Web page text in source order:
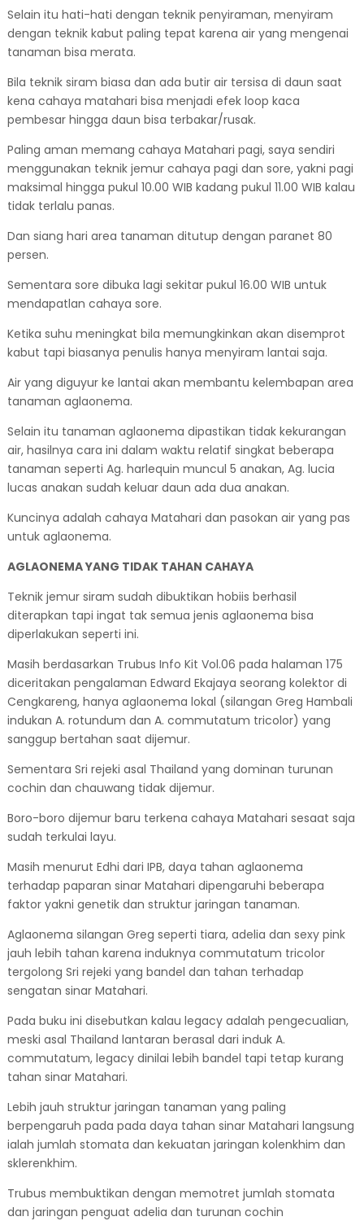
Selain itu hati-hati dengan teknik penyiraman, menyiram
dengan teknik kabut paling tepat karena air yang mengenai
tanaman bisa merata.
Bila teknik siram biasa dan ada butir air tersisa di daun saat
kena cahaya matahari bisa menjadi efek loop kaca
pembesar hingga daun bisa terbakar/rusak.
Paling aman memang cahaya Matahari pagi, saya sendiri
menggunakan teknik jemur cahaya pagi dan sore, yakni pagi
maksimal hingga pukul 10.00 WIB kadang pukul 11.00 WIB kalau
tidak terlalu panas.
Dan siang hari area tanaman ditutup dengan paranet 80
persen.
Sementara sore dibuka lagi sekitar pukul 16.00 WIB untuk
mendapatlan cahaya sore.
Ketika suhu meningkat bila memungkinkan akan disemprot
kabut tapi biasanya penulis hanya menyiram lantai saja.
Air yang diguyur ke lantai akan membantu kelembapan area
tanaman aglaonema.
Selain itu tanaman aglaonema dipastikan tidak kekurangan
air, hasilnya cara ini dalam waktu relatif singkat beberapa
tanaman seperti Ag. harlequin muncul 5 anakan, Ag. lucia
lucas anakan sudah keluar daun ada dua anakan.
Kuncinya adalah cahaya Matahari dan pasokan air yang pas
untuk aglaonema.
AGLAONEMA YANG TIDAK TAHAN CAHAYA
Teknik jemur siram sudah dibuktikan hobiis berhasil
diterapkan tapi ingat tak semua jenis aglaonema bisa
diperlakukan seperti ini.
Masih berdasarkan Trubus Info Kit Vol.06 pada halaman 175
diceritakan pengalaman Edward Ekajaya seorang kolektor di
Cengkareng, hanya aglaonema lokal (silangan Greg Hambali
indukan A. rotundum dan A. commutatum tricolor) yang
sanggup bertahan saat dijemur.
Sementara Sri rejeki asal Thailand yang dominan turunan
cochin dan chauwang tidak dijemur.
Boro-boro dijemur baru terkena cahaya Matahari sesaat saja
sudah terkulai layu.
Masih menurut Edhi dari IPB, daya tahan aglaonema
terhadap paparan sinar Matahari dipengaruhi beberapa
faktor yakni genetik dan struktur jaringan tanaman.
Aglaonema silangan Greg seperti tiara, adelia dan sexy pink
jauh lebih tahan karena induknya commutatum tricolor
tergolong Sri rejeki yang bandel dan tahan terhadap
sengatan sinar Matahari.
Pada buku ini disebutkan kalau legacy adalah pengecualian,
meski asal Thailand lantaran berasal dari induk A.
commutatum, legacy dinilai lebih bandel tapi tetap kurang
tahan sinar Matahari.
Lebih jauh struktur jaringan tanaman yang paling
berpengaruh pada pada daya tahan sinar Matahari langsung
ialah jumlah stomata dan kekuatan jaringan kolenkhim dan
sklerenkhim.
Trubus membuktikan dengan memotret jumlah stomata
dan jaringan penguat adelia dan turunan cochin